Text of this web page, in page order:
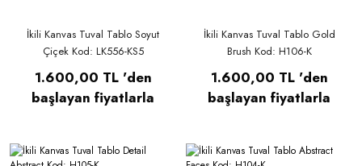
İkili Kanvas Tuval Tablo Soyut
Çiçek Kod: LK556-KS5
1.600,00 TL 'den
başlayan fiyatlarla
İkili Kanvas Tuval Tablo Gold
Brush Kod: H106-K
1.600,00 TL 'den
başlayan fiyatlarla